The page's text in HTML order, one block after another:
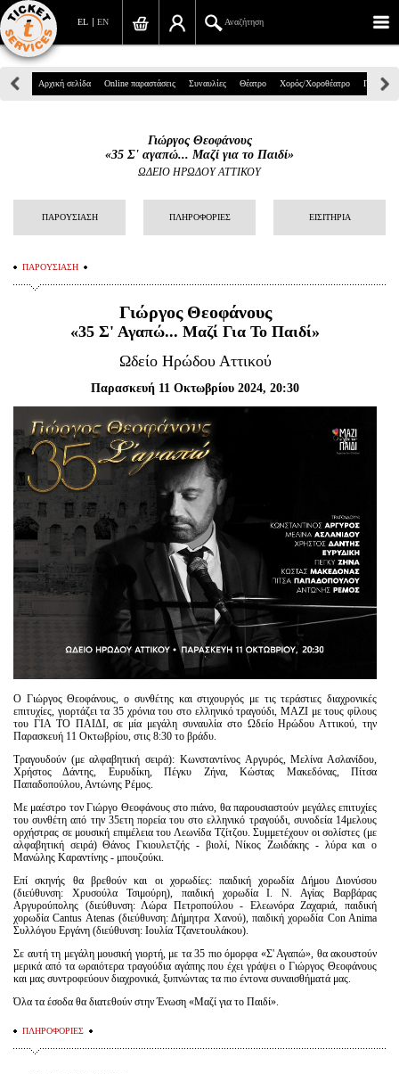
EN
EL Αναζήτηση
Πανεπιστημίου 39, Αθήνα
info@ticketservices.gr
Σύνδεση/Εγγραφή
Προσωπικά Δεδομένα
Πληροφορίες
Αρχική σελίδα Online παραστάσεις Συναυλίες Θέατρο Χορός/Χοροθέατρο Παιδικά
Γιώργος Θεοφάνους
«35 Σ' αγαπώ... Μαζί για το Παιδί»
ΩΔΕΙΟ ΗΡΩΔΟΥ ΑΤΤΙΚΟΥ
ΠΑΡΟΥΣΙΑΣΗ ΠΛΗΡΟΦΟΡΙΕΣ ΕΙΣΙΤΗΡΙΑ
ΠΑΡΟΥΣΙΑΣΗ
Γιώργος Θεοφάνους
«35 Σ' Αγαπώ... Μαζί Για Το Παιδί»
Ωδείο Ηρώδου Αττικού
Παρασκευή 11 Οκτωβρίου 2024, 20:30
Ο Γιώργος Θεοφάνους, ο συνθέτης και στιχουργός με τις τεράστιες διαχρονικές
επιτυχίες, γιορτάζει τα 35 χρόνια του στο ελληνικό τραγούδι, ΜΑΖΙ με τους φίλους
του ΓΙΑ ΤΟ ΠΑΙΔΙ, σε μία μεγάλη συναυλία στο Ωδείο Ηρώδου Αττικού, την
Παρασκευή 11 Οκτωβρίου, στις 8:30 το βράδυ.
Τραγουδούν (με αλφαβητική σειρά): Κωνσταντίνος Αργυρός, Μελίνα Ασλανίδου,
Χρήστος Δάντης, Ευρυδίκη, Πέγκυ Ζήνα, Κώστας Μακεδόνας, Πίτσα
Παπαδοπούλου, Αντώνης Ρέμος.
Με μαέστρο τον Γιώργο Θεοφάνους στο πιάνο, θα παρουσιαστούν μεγάλες επιτυχίες
του συνθέτη από την 35ετη πορεία του στο ελληνικό τραγούδι, συνοδεία 14μελους
ορχήστρας σε μουσική επιμέλεια του Λεωνίδα Τζίτζου. Συμμετέχουν οι σολίστες (με
αλφαβητική σειρά) Θάνος Γκιουλετζής - βιολί, Νίκος Ζωιδάκης - λύρα και ο
Μανώλης Καραντίνης - μπουζούκι.
Επί σκηνής θα βρεθούν και οι χορωδίες: παιδική χορωδία Δήμου Διονύσου
(διεύθυνση: Χρυσούλα Τσιμούρη), παιδική χορωδία Ι. Ν. Αγίας Βαρβάρας
Αργυρούπολης (διεύθυνση: Λώρα Πετροπούλου - Ελεωνόρα Ζαχαριά, παιδική
χορωδία Cantus Atenas (διεύθυνση: Δήμητρα Χανού), παιδική χορωδία Con Anima
Συλλόγου Εργάνη (διεύθυνση: Ιουλία Τζανετουλάκου).
Σε αυτή τη μεγάλη μουσική γιορτή, με τα 35 πιο όμορφα «Σ' Αγαπώ», θα ακουστούν
μερικά από τα ωραιότερα τραγούδια αγάπης που έχει γράψει ο Γιώργος Θεοφάνους
και μας συντροφεύουν διαχρονικά, ξυπνώντας τα πιο έντονα συναισθήματά μας.
Όλα τα έσοδα θα διατεθούν στην Ένωση «Μαζί για το Παιδί».
ΠΛΗΡΟΦΟΡΙΕΣ